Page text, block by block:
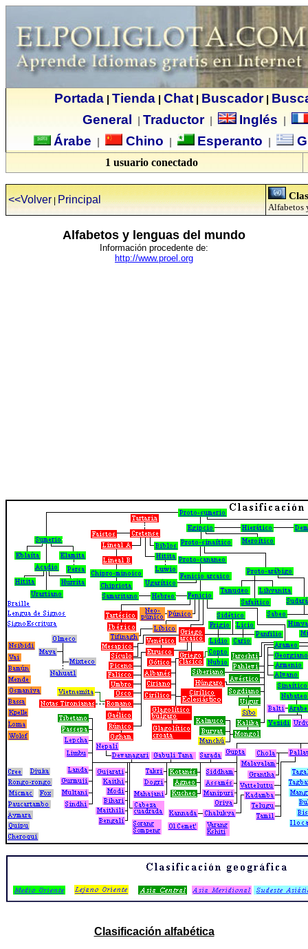
Portada| Tienda| Chat| Buscador|
General
Traductor| Inglés
Árabe Chino Esperanto
1 usuario conectado
<<Volver|Principal
Alfabetos
Alfabetos y lenguas del mundo
Información procedente de:
http://www.proel.org
Clasificación alfabética